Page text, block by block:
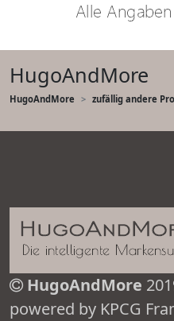
HugoAndMore
HugoAndMore zufällig andere
HugoAndMore
powered by KPCG